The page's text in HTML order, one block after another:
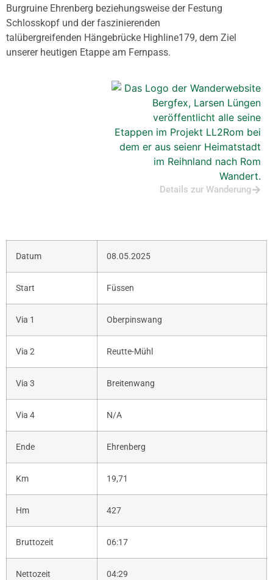
Burgruine Ehrenberg beziehungsweise der Festung
Schlosskopf und der faszinierenden
talübergreifenden Hängebrücke Highline179, dem Ziel
unserer heutigen Etappe am Fernpass.
Details zur Wanderung
Datum 08.05.2025
Start Füssen
Via 1 Oberpinswang
Via 2 Reutte-Mühl
Via 3 Breitenwang
Via 4 N/A
Ende Ehrenberg
Km 19,71
Hm 427
Bruttozeit 06:17
Nettozeit 04:29